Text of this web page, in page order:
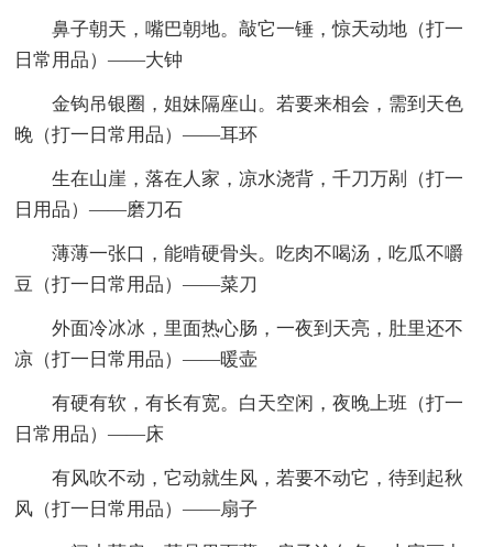
鼻子朝天，嘴巴朝地。敲它一锤，惊天动地（打一
日常用品）——大钟
金钩吊银圈，姐妹隔座山。若要来相会，需到天色
晚（打一日常用品）——耳环
生在山崖，落在人家，凉水浇背，千刀万剐（打一
日用品）——磨刀石
薄薄一张口，能啃硬骨头。吃肉不喝汤，吃瓜不嚼
豆（打一日常用品）——菜刀
外面冷冰冰，里面热心肠，一夜到天亮，肚里还不
凉（打一日常用品）——暖壶
有硬有软，有长有宽。白天空闲，夜晚上班（打一
日常用品）——床
有风吹不动，它动就生风，若要不动它，待到起秋
风（打一日常用品）——扇子